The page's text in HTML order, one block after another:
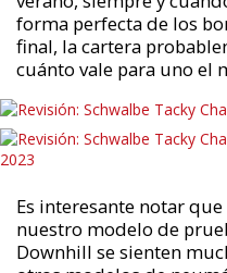
forma perfecta de los
final, la cartera
cuánto vale para uno el
Es interesante notar
nuestro modelo de
Downhill se sienten